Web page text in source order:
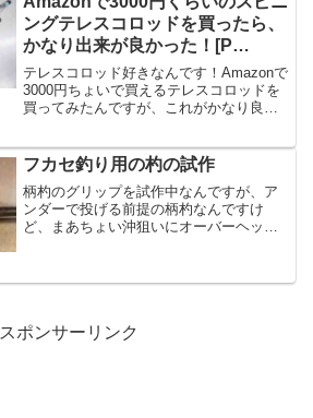
これを出してくれるんで...
ングテレスコロッドを買ったら、
かなり出来が良かった！[P
Prettyia]
テレスコロッド好きなんです！Amazonで
3000円ちょいで買えるテレスコロッドを
買ってみたんですが、これがかなり良か
PrettyiaというメーカーからA...
フカセ釣り用の杓の試作
柄杓のグリップを試作中なんですが、ア
ンダーで投げる前提の柄杓なんですけ
ど、まあちょい沖狙いにオーバーヘッド
スポンサーリンク